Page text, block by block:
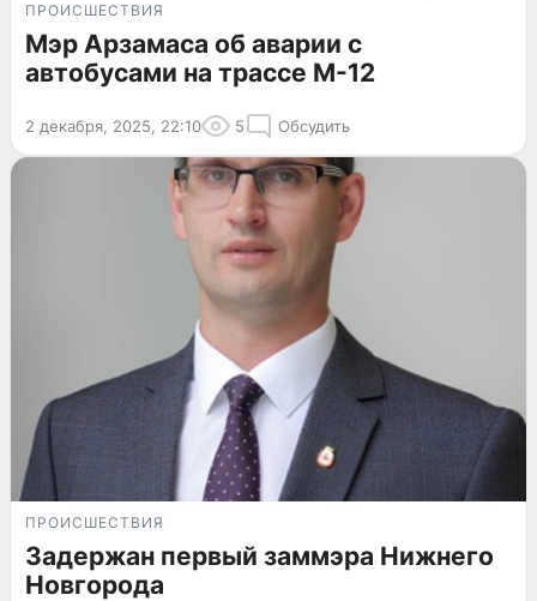
ПРОИСШЕСТВИЯ
Мэр Арзамаса об аварии с
автобусами на трассе М-12
2 декабря, 2025, 22:10 5 Обсудить
ПРОИСШЕСТВИЯ
Задержан первый заммэра Нижнего
Новгорода